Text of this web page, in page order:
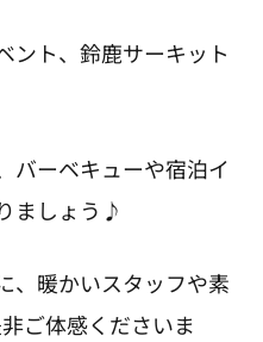
ント、鈴鹿サーキット
バーベキューや宿泊イ
ましょう♪
、暖かいスタッフや素
ご体感くださいま